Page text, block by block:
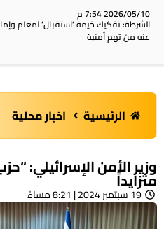
2026/05/10 7:54 م
الشرطة: تفكيك خيمة ‘استقبال‘ لمعلم
عنه من تهم أمنية
الرئيسية اخبار محلية
وزير الأمن الإسرائيلي:
متزايداً
19 سبتمبر 2024 | 8:21 مساءً